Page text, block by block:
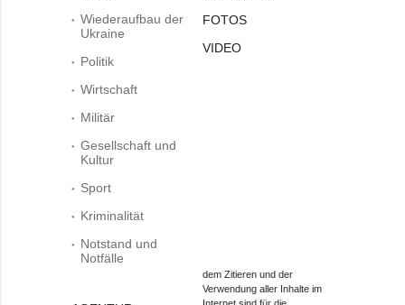
Wiederaufbau der
Ukraine
Politik
Wirtschaft
Militär
Gesellschaft und
Kultur
Sport
Kriminalität
Notstand und
Notfälle
FOTOS
VIDEO
dem Zitieren und der
Verwendung aller Inhalte im